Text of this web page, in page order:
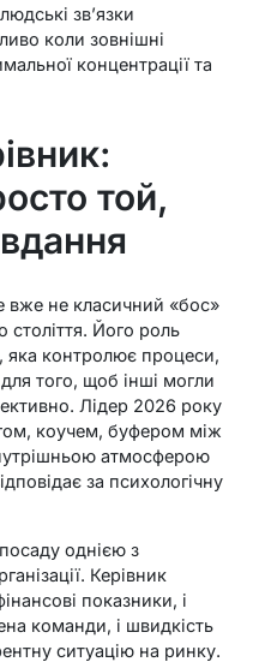
зв’язки
коли зовнішні
концентрації та
той,
вже не класичний «бос»
століття. Його роль
яка контролює процеси,
того, щоб інші могли
Лідер 2026 року
коучем, буфером між
атмосферою
за психологічну
однією з
Керівник
показники, і
команди, і швидкість
ситуацію на ринку.